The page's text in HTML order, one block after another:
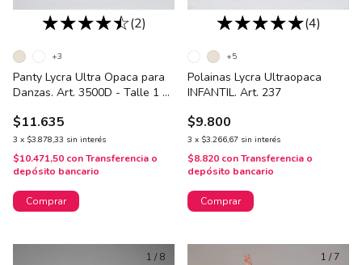
(2)
Panty Lycra Ultra Opaca para
Danzas. Art. 3500D - Talle 1 al
$11.635
3 x $3.878,33 sin interés
$10.471,50 conTransferencia o
depósito bancario
+3
Comprar
(4)
Polainas Lycra Ultraopaca
INFANTIL. Art. 237
$9.800
3 x $3.266,67 sin interés
$8.820 conTransferencia o
depósito bancario
+5
Comprar
1 /8 1 /7